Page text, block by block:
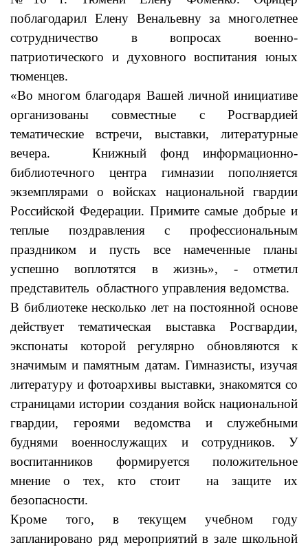
поблагодарил Елену Венальевну за многолетнее
сотрудничество в вопросах военно-
патриотического и духовного воспитания юных
тюменцев.
«Во многом благодаря Вашей личной инициативе
организованы совместные с Росгвардией
тематические встречи, выставки, литературные
вечера. Книжный фонд информационно-
библиотечного центра гимназии пополняется
экземплярами о войсках национальной гвардии
Российской Федерации. Примите самые добрые и
теплые поздравления с профессиональным
праздником и пусть все намеченные планы
успешно воплотятся в жизнь», - отметил
представитель областного управления ведомства.
В библиотеке несколько лет на постоянной основе
действует тематическая выставка Росгвардии,
экспонаты которой регулярно обновляются к
значимым и памятным датам. Гимназисты, изучая
литературу и фотоархивы выставки, знакомятся со
страницами истории создания войск национальной
гвардии, героями ведомства и служебными
буднями военнослужащих и сотрудников. У
воспитанников формируется положительное
мнение о тех, кто стоит на защите их
безопасности.
Кроме того, в текущем учебном году
запланировано ряд мероприятий в зале школьной